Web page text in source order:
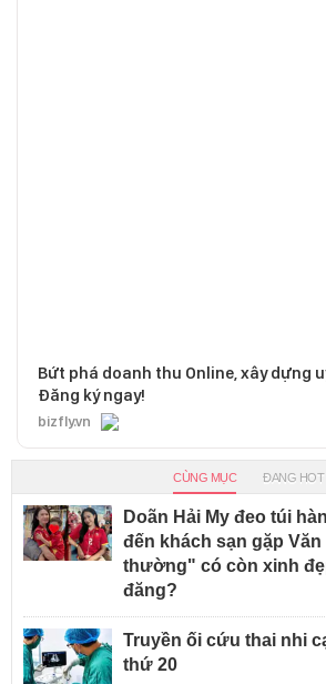
Bứt phá doanh thu Online, xây dựng
Đăng ký ngay!
bizfly.vn
CÙNG MỤC ĐANG HOT
Doãn Hải My đeo túi
đến khách sạn gặp
thường" có còn xinh
đăng?
Truyền ối cứu thai nhi
thứ 20